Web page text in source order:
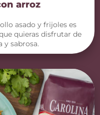
arroz
asado y frijoles es
quieras disfrutar de
y sabrosa.